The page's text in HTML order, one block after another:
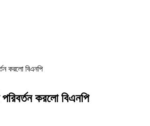
পরিবর্তন করলো বিএনপি